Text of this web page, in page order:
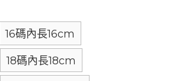
16碼內長16cm
18碼內長18cm